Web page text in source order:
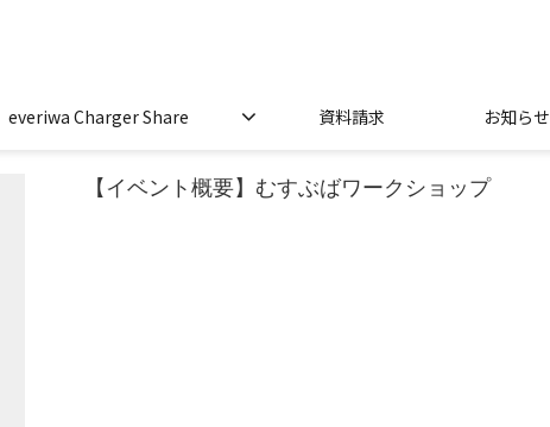
everiwa Charger Share 資料請求 お知らせ
【イベント概要】むすぶばワークショップ